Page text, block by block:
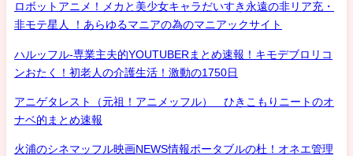
ロボットアニメ！メカと美少女キャラだいすき永遠の非リア充・
非モテ星人 ！あらゆるマニアの為のマニアックサイト
ハルッフル-専業主夫的YOUTUBERまとめ速報！キモデブロリコ
ンおたく！初老人の介護生活！激動の1750日
アニゲタレスト（元祖！アニメッフル） ひきこもりニートのオ
ナベ的まとめ速報
火浦のシネマッフル映画NEWS情報ポータブルの杜！オネエ管理